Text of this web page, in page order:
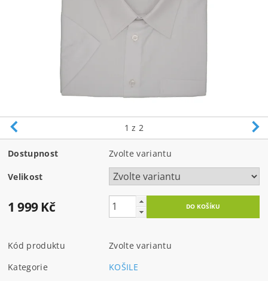
1 z 2
Dostupnost Zvolte variantu
Velikost
1 999 Kč
Kód produktu
Zvolte variantu
Kategorie
KOŠILE